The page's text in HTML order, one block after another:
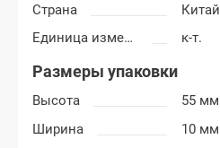
Страна
Китай
Единица измерения
к-т.
Размеры упаковки
Высота
55 мм
Ширина
10 мм